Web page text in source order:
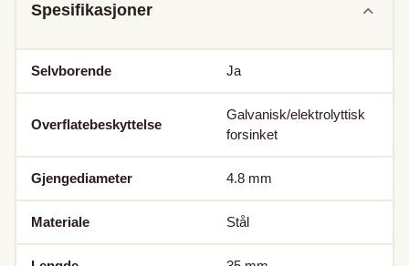
Spesifikasjoner
Selvborende Ja
Overflatebeskyttelse
Galvanisk/elektrolyttisk
forsinket
Gjengediameter 4.8 mm
Materiale Stål